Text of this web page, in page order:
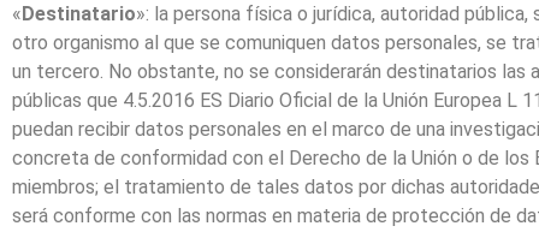
«Destinatario»: la persona física o jurídica, autoridad pública,
otro organismo al que se comuniquen datos personales, se
un tercero. No obstante, no se considerarán destinatarios las
públicas que 4.5.2016 ES Diario Oficial de la Unión Europea L
puedan recibir datos personales en el marco de una
concreta de conformidad con el Derecho de la Unión o de los
miembros; el tratamiento de tales datos por dichas
será conforme con las normas en materia de protección de